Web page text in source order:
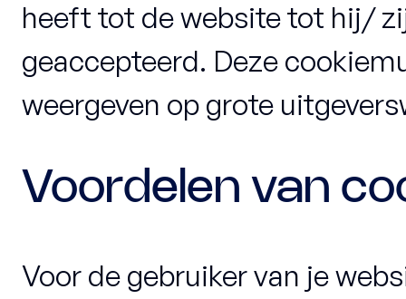
heeft tot de website tot hij/
geaccepteerd. Deze
weergeven op grote
Voordelen van
Voor de gebruiker van je